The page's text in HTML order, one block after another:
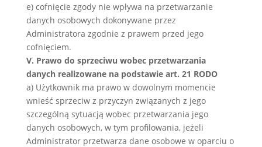
e) cofnięcie zgody nie wpływa na przetwarzanie
danych osobowych dokonywane przez
Administratora zgodnie z prawem przed jego
cofnięciem.
V. Prawo do sprzeciwu wobec przetwarzania
danych realizowane na podstawie art. 21 RODO
a) Użytkownik ma prawo w dowolnym momencie
wnieść sprzeciw z przyczyn związanych z jego
szczególną sytuacją wobec przetwarzania jego
danych osobowych, w tym profilowania, jeżeli
Administrator przetwarza dane osobowe w oparciu o